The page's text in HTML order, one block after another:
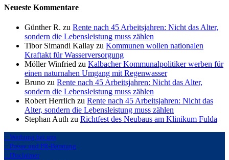
Neueste Kommentare
Günther R. zu Rente nach 45 Arbeitsjahren: Nicht das Alter,
sondern die Lebensleistung muss zählen
Tibor Simandi Kallay zu Kommunen wollen nationalen
Kraftakt für Wasserversorgung
Möller Winfried zu Kalbacher Kommunalpolitiker werben für
einen naturnahen Umgang mit Regenwasser
Bruno zu Rente nach 45 Arbeitsjahren: Nicht das Alter,
sondern die Lebensleistung muss zählen
Robert Herrlich zu Rente nach 45 Arbeitsjahren: Nicht das
Alter, sondern die Lebensleistung muss zählen
Stephan Auth zu Richtfest des Neubaus am Klinikum Fulda
:: Werbung bei uns
:: Presse und PR-Beratung
:: Disclaimer